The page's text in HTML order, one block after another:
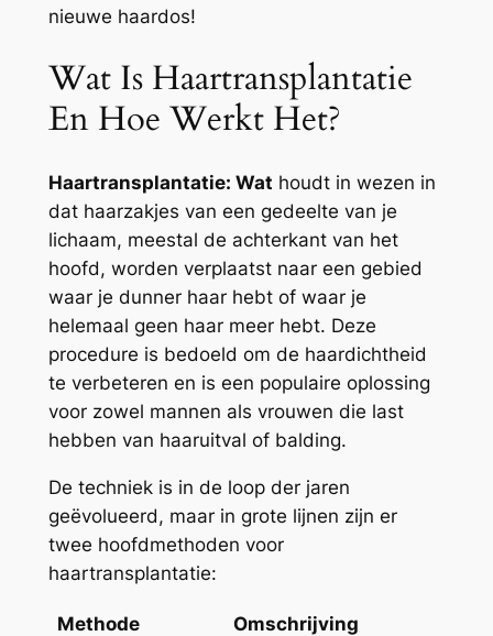
nieuwe haardos!
Wat Is Haartransplantatie
En Hoe Werkt Het?
Haartransplantatie: Wat houdt in wezen in
dat haarzakjes van een gedeelte van je
lichaam, meestal de achterkant van het
hoofd, worden verplaatst naar een gebied
waar je dunner haar hebt of waar je
helemaal geen haar meer hebt. Deze
procedure is bedoeld om de haardichtheid
te verbeteren en is een populaire oplossing
voor zowel mannen als vrouwen die last
hebben van haaruitval of balding.
De techniek is in de loop der jaren
geëvolueerd, maar in grote lijnen zijn er
twee hoofdmethoden voor
haartransplantatie:
Methode Omschrijving